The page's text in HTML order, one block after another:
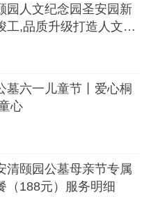
一户前来祭扫的客户
、五彩绳手链、香囊
，一声声暖心问候，
浓浓的节日氛围与贴
园人文纪念园圣安园新
工,品质升级打造人文纪
墓六一儿童节丨爱心桐
心
清颐园公墓母亲节专属
（188元）服务明细